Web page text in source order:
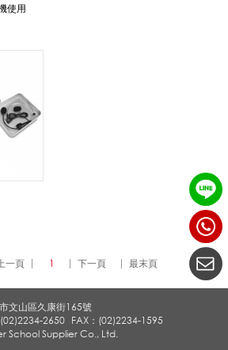
使用
上一頁 1 下一頁 最末頁
(02)2234-2650
FAX：(02)2234-1595
文山區久康街165號
School Supplier Co., Ltd.